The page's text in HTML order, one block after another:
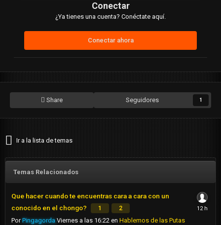
Conectar
¿Ya tienes una cuenta? Conéctate aquí.
Conectar ahora
Share Seguidores 1
Ir a la lista de temas
Temas Relacionados
Que hacer cuando te encuentras cara a cara con un
conocido en el chongo?
1 2
PorPingagorda Viernes a las 16:22 en Hablemos de las Putas